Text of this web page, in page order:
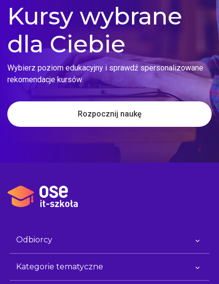
Kursy wybrane
dla Ciebie
Wybierz poziom edukacyjny i sprawdź spersonalizowane
rekomendacje kursów.
Rozpocznij naukę
Odbiorcy
Kategorie tematyczne